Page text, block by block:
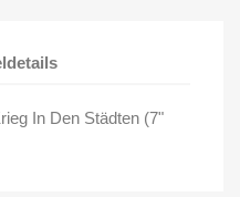
In Den Städten (7"